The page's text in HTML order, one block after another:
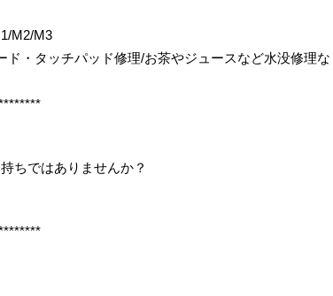
M2/M3
・タッチパッド修理/お茶やジュースなど水没修理な
ちではありませんか？